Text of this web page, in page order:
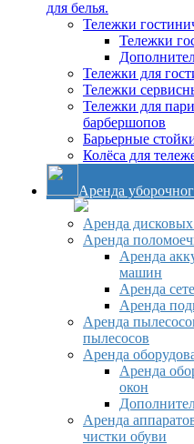
для белья.
Тележки
Тележки
Тележки для
Тележки
Тележки для
барбершопов
Барьерные
Колёса для
Аренда
Аренда
Аренда
Аренда
машин
Аренда
Аренда
Аренда
пылесосов
Аренда
Аренда
окон
Аренда
чистки обуви